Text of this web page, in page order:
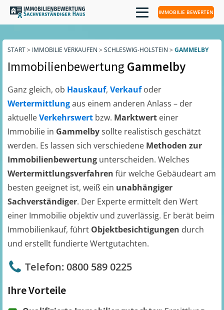
IMMOBILIE BEWERTEN
START> IMMOBILIE VERKAUFEN > SCHLESWIG-HOLSTEIN > GAMMELBY
ImmobilienbewertungGammelby
Ganz gleich, ob Hauskauf, Verkaufoder
Wertermittlungaus einem anderen Anlass – der
aktuelleVerkehrswert bzw. Marktwert einer
Immobilie in Gammelbysollte realistisch geschätzt
werden. Es lassen sich verschiedene Methoden zur
Immobilienbewertung unterscheiden. Welches
Wertermittlungsverfahren für welche Gebäudeart am
besten geeignet ist, weiß ein unabhängiger
Sachverständiger. Der Experte ermittelt den Wert
einer Immobilie objektiv und zuverlässig. Er berät beim
Immobilienkauf, führt Objektbesichtigungen durch
und erstellt fundierte Wertgutachten.
Telefon: 0800 589 0225
Ihre Vorteile